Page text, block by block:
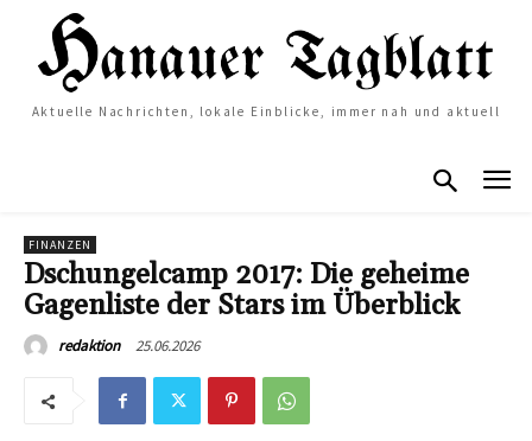
Aktuelle Nachrichten, lokale Einblicke, immer nah und aktuell
FINANZEN
Dschungelcamp 2017: Die geheime
Gagenliste der Stars im Überblick
redaktion 25.06.2026